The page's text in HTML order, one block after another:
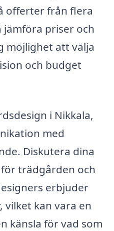
offerter från flera
jämföra priser och
möjlighet att välja
och budget
i Nikkala,
med
Diskutera dina
trädgården och
erbjuder
kan vara en
känsla för vad som